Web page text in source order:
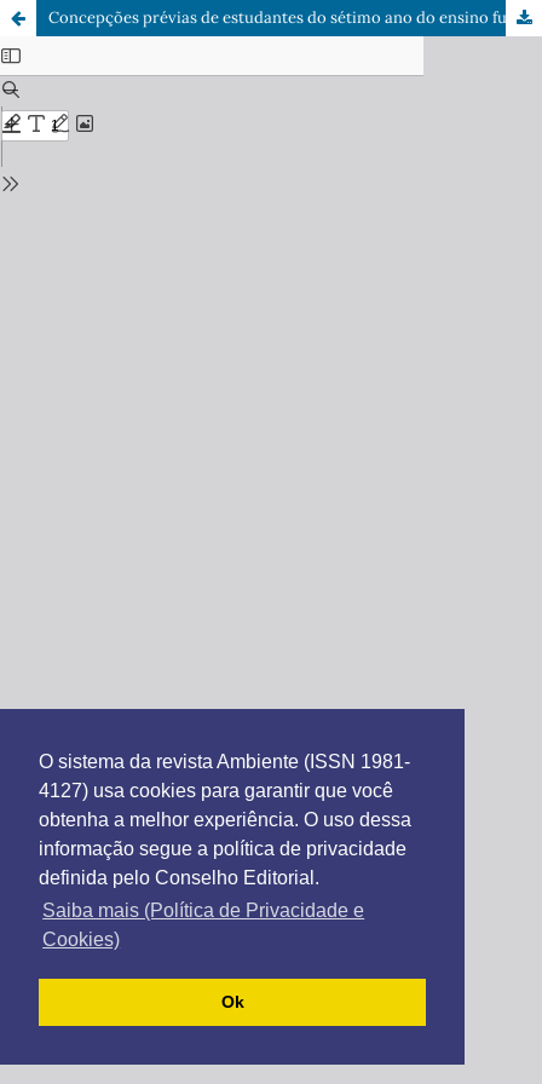
O sistema da revista Ambiente (ISSN 1981-
4127) usa cookies para garantir que você
obtenha a melhor experiência. O uso dessa
informação segue a política de privacidade
definida pelo Conselho Editorial.
Saiba mais (Política de Privacidade e
Cookies)
Ok
Concepções prévias de estudantes do sétimo ano do ensino fundamental sobre plantas e suas aplicações no cotidiano através de desenho associado à escrita